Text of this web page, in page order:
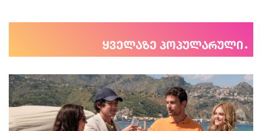
ყველაზე პოპულარული